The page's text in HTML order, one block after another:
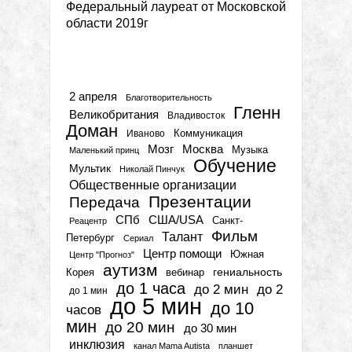
Федеральный лауреат от Московской
области 2019г
2 апреля Благотворительность
Великобритания Владивосток
Гленн
Доман
Иваново Коммуникация
Маленький принц Мозг Москва Музыка
Мультик Николай Пинчук Обучение
Общественные организации
Передача Презентации
Реацентр СПб США/USA
Санкт-
Петербург
Сериал Талант Фильм
Центр "Прогноз" Центр помощи
Южная
Корея
аутизм вебинар гениальность
до 1 мин до 1 часа до 2 мин до 2
часов до 5 мин до 10
мин до 20 мин до 30 мин
инклюзия канал Mama Autista планшет